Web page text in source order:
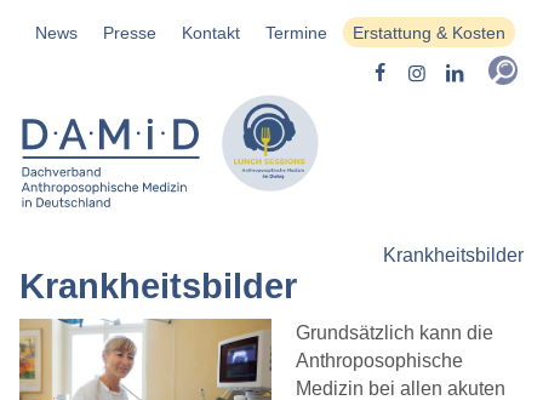
News Presse Kontakt Termine Erstattung & Kosten
Krankheitsbilder
Krankheitsbilder
Grundsätzlich kann die
Anthroposophische
Medizin bei allen akuten